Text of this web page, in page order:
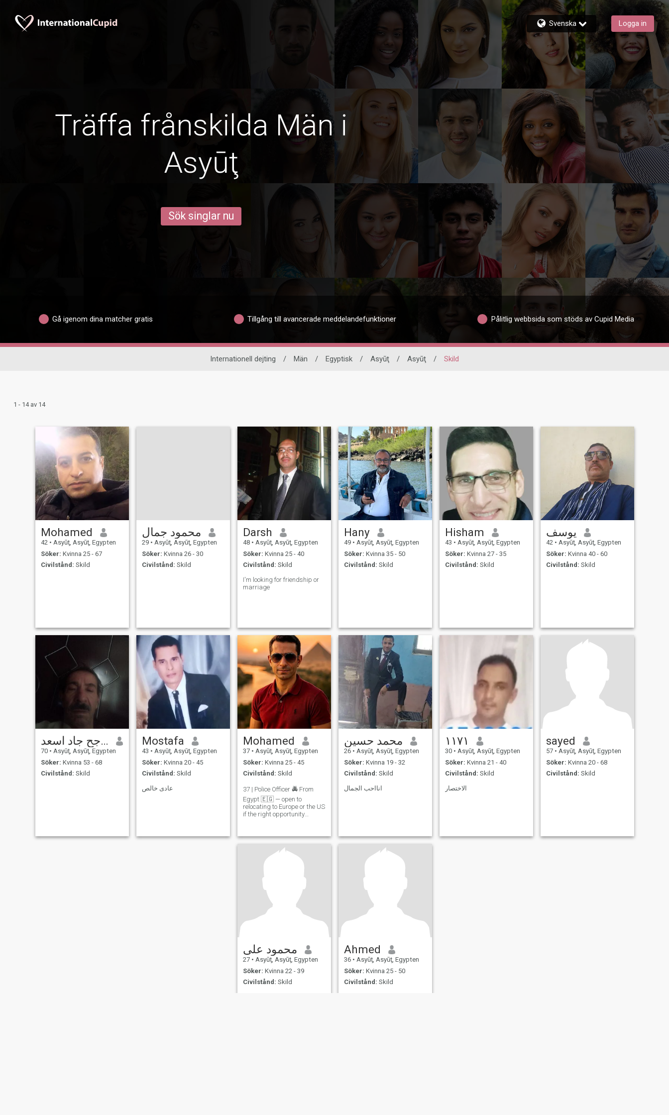
Svenska Logga in
Träffa frånskilda Män i
Asyūţ
Sök singlar nu
Gå igenom dina matcher gratis Tillgång till avancerade meddelandefunktioner Pålitlig webbsida som stöds av Cupid Media
Internationell dejting / Män / Egyptisk / Asyūţ / Asyūţ / Skild
1 - 14 av 14
Mohamed
42 • Asyūţ, Asyūţ, Egypten
Söker: Kvinna 25 - 67
Civilstånd: Skild
محمود جمال
29 • Asyūţ, Asyūţ, Egypten
Söker: Kvinna 26 - 30
Civilstånd: Skild
Darsh
48 • Asyūţ, Asyūţ, Egypten
Söker: Kvinna 25 - 40
Civilstånd: Skild
I'm looking for friendship or
marriage
Hany
49 • Asyūţ, Asyūţ, Egypten
Söker: Kvinna 35 - 50
Civilstånd: Skild
Hisham
43 • Asyūţ, Asyūţ, Egypten
Söker: Kvinna 27 - 35
Civilstånd: Skild
يوسف
42 • Asyūţ, Asyūţ, Egypten
Söker: Kvinna 40 - 60
Civilstånd: Skild
ناجح جاد اسعد Nageh
70 • Asyūţ, Asyūţ, Egypten
Söker: Kvinna 53 - 68
Civilstånd: Skild
Mostafa
43 • Asyūţ, Asyūţ, Egypten
Söker: Kvinna 20 - 45
Civilstånd: Skild
عادى خالص
Mohamed
37 • Asyūţ, Asyūţ, Egypten
Söker: Kvinna 25 - 45
Civilstånd: Skild
37 | Police Officer 🚔 From
Egypt 🇪🇬 — open to
relocating to Europe or the US
if the right opportunity
for something serious. I value
honesty, family, and deep
connection. I may be a l
محمد حسين
26 • Asyūţ, Asyūţ, Egypten
Söker: Kvinna 19 - 32
Civilstånd: Skild
انااحب الجمال
١١٧١
30 • Asyūţ, Asyūţ, Egypten
Söker: Kvinna 21 - 40
Civilstånd: Skild
الاختصار
sayed
57 • Asyūţ, Asyūţ, Egypten
Söker: Kvinna 20 - 68
Civilstånd: Skild
محمود على
27 • Asyūţ, Asyūţ, Egypten
Söker: Kvinna 22 - 39
Civilstånd: Skild
Ahmed
36 • Asyūţ, Asyūţ, Egypten
Söker: Kvinna 25 - 50
Civilstånd: Skild